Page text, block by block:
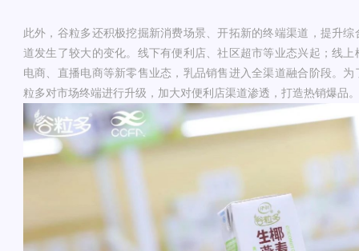
此外，谷粒多还积极挖掘新消费场景、开拓新的终端渠道，提升
道发生了较大的变化。线下有便利店、社区超市等业态兴起；线
电商、直播电商等新零售业态，乳品销售进入全渠道融合阶段。
粒多对市场终端进行升级，加大对便利店渠道渗透，打造热销爆品。